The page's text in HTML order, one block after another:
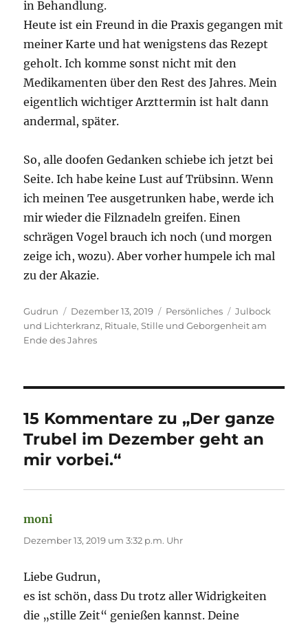
in Behandlung.
Heute ist ein Freund in die Praxis gegangen mit
meiner Karte und hat wenigstens das Rezept
geholt. Ich komme sonst nicht mit den
Medikamenten über den Rest des Jahres. Mein
eigentlich wichtiger Arzttermin ist halt dann
andermal, später.
So, alle doofen Gedanken schiebe ich jetzt bei
Seite. Ich habe keine Lust auf Trübsinn. Wenn
ich meinen Tee ausgetrunken habe, werde ich
mir wieder die Filznadeln greifen. Einen
schrägen Vogel brauch ich noch (und morgen
zeige ich, wozu). Aber vorher humpele ich mal
zu der Akazie.
Autor
Gudrun
Veröffentlicht
am
Dezember 13, 2019 Kategorien
Persönliches Schlagwörter
Julbock
und Lichterkranz, Rituale,Stille und Geborgenheit am
Ende des Jahres
15 Kommentare zu „Der ganze
Trubel im Dezember geht an
mir vorbei.“
moni
Dezember 13, 2019 um 3:32 p.m. Uhr
Liebe Gudrun,
es ist schön, dass Du trotz aller Widrigkeiten
die „stille Zeit“ genießen kannst. Deine